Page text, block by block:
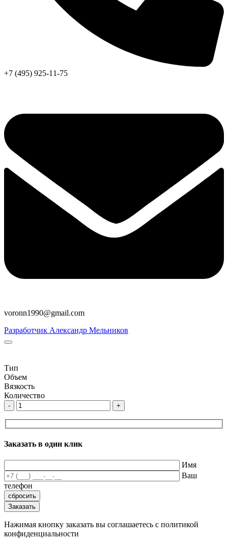
+7 (495) 925-11-75
voronn1990@gmail.com
Разработчик Александр Мельников
Тип
Объем
Вязкость
Количество
- +
Заказать в один клик
Имя
Ваш
телефон
Нажимая кнопку заказать вы соглашаетесь с политикой
конфиденциальности